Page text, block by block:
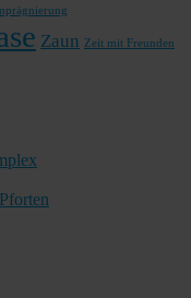
Zaun Zeit mit Freunden